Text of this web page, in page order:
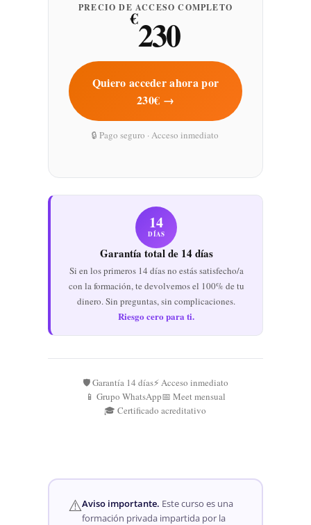
PRECIO DE ACCESO COMPLETO
€230
Quiero acceder ahora por
230€ →
🔒 Pago seguro · Acceso inmediato
14
DÍAS
Garantía total de 14 días
Si en los primeros 14 días no estás satisfecho/a
con la formación, te devolvemos el 100% de tu
dinero. Sin preguntas, sin complicaciones.
Riesgo cero para ti.
🛡️ Garantía 14 días⚡ Acceso inmediato
📱 Grupo WhatsApp📅 Meet mensual
🎓 Certificado acreditativo
⚠️Aviso importante. Este curso es una
formación privada impartida por la